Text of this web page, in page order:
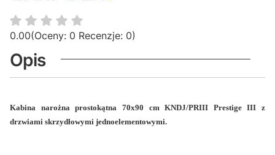
0.00(Oceny: 0 Recenzje: 0)
Opis
Kabina narożna prostokątna 70x90 cm KNDJ/PRIII Prestige III z
drzwiami skrzydłowymi jednoelementowymi.